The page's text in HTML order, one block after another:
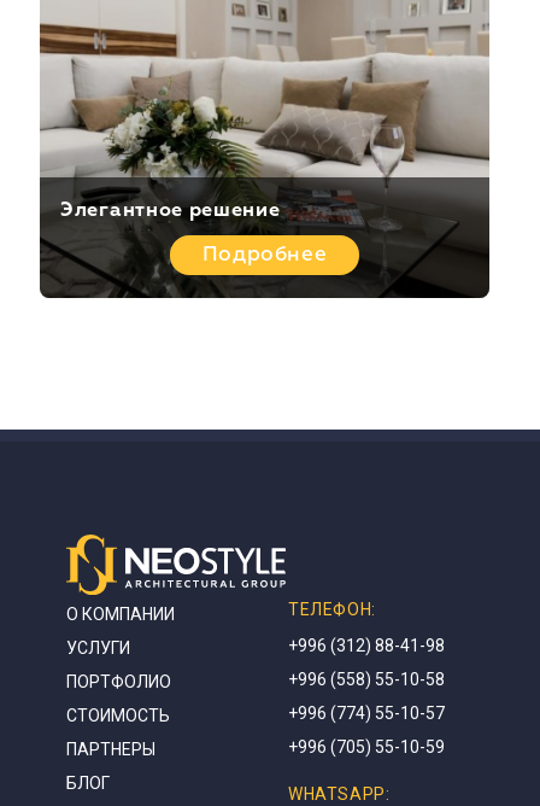
Элегантное решение
Подробнее
О КОМПАНИИ
УСЛУГИ
ПОРТФОЛИО
СТОИМОСТЬ
ПАРТНЕРЫ
БЛОГ
ТЕЛЕФОН:
+996 (312) 88-41-98
+996 (558) 55-10-58
+996 (774) 55-10-57
+996 (705) 55-10-59
WHATSAPP: